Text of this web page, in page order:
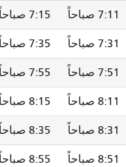
7:11 صباحاً 7:15 صباحاً
7:31 صباحاً 7:35 صباحاً
7:51 صباحاً 7:55 صباحاً
8:11 صباحاً 8:15 صباحاً
8:31 صباحاً 8:35 صباحاً
8:51 صباحاً 8:55 صباحاً